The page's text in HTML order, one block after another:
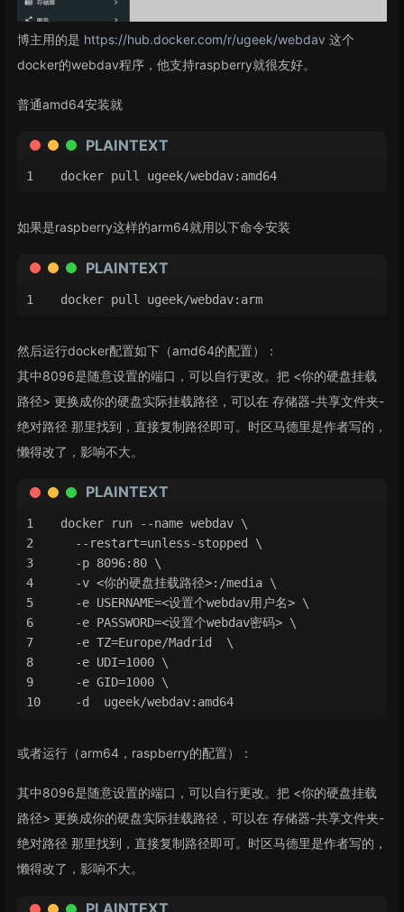
博主用的是 https://hub.docker.com/r/ugeek/webdav 这个
docker的webdav程序，他支持raspberry就很友好。
普通amd64安装就
PLAINTEXT
docker pull ugeek/webdav:amd64
如果是raspberry这样的arm64就用以下命令安装
PLAINTEXT
docker pull ugeek/webdav:arm
然后运行docker配置如下（amd64的配置）：
其中8096是随意设置的端口，可以自行更改。把 <你的硬盘挂载
路径> 更换成你的硬盘实际挂载路径，可以在 存储器-共享文件夹-
绝对路径 那里找到，直接复制路径即可。时区马德里是作者写的，
懒得改了，影响不大。
PLAINTEXT
docker run --name webdav \
  --restart=unless-stopped \
  -p 8096:80 \
  -v <你的硬盘挂载路径>:/media \
  -e USERNAME=<设置个webdav用户名> \
  -e PASSWORD=<设置个webdav密码> \
  -e TZ=Europe/Madrid  \
  -e UDI=1000 \
  -e GID=1000 \
  -d  ugeek/webdav:amd64
或者运行（arm64，raspberry的配置）：
其中8096是随意设置的端口，可以自行更改。把 <你的硬盘挂载
路径> 更换成你的硬盘实际挂载路径，可以在 存储器-共享文件夹-
绝对路径 那里找到，直接复制路径即可。时区马德里是作者写的，
懒得改了，影响不大。